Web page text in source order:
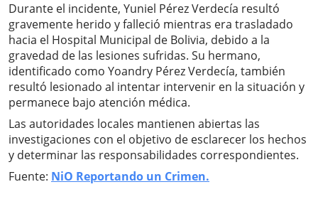
Durante el incidente, Yuniel Pérez Verdecía resultó
gravemente herido y falleció mientras era trasladado
hacia el Hospital Municipal de Bolivia, debido a la
gravedad de las lesiones sufridas. Su hermano,
identificado como Yoandry Pérez Verdecía, también
resultó lesionado al intentar intervenir en la situación y
permanece bajo atención médica.
Las autoridades locales mantienen abiertas las
investigaciones con el objetivo de esclarecer los hechos
y determinar las responsabilidades correspondientes.
Fuente: NiO Reportando un Crimen.